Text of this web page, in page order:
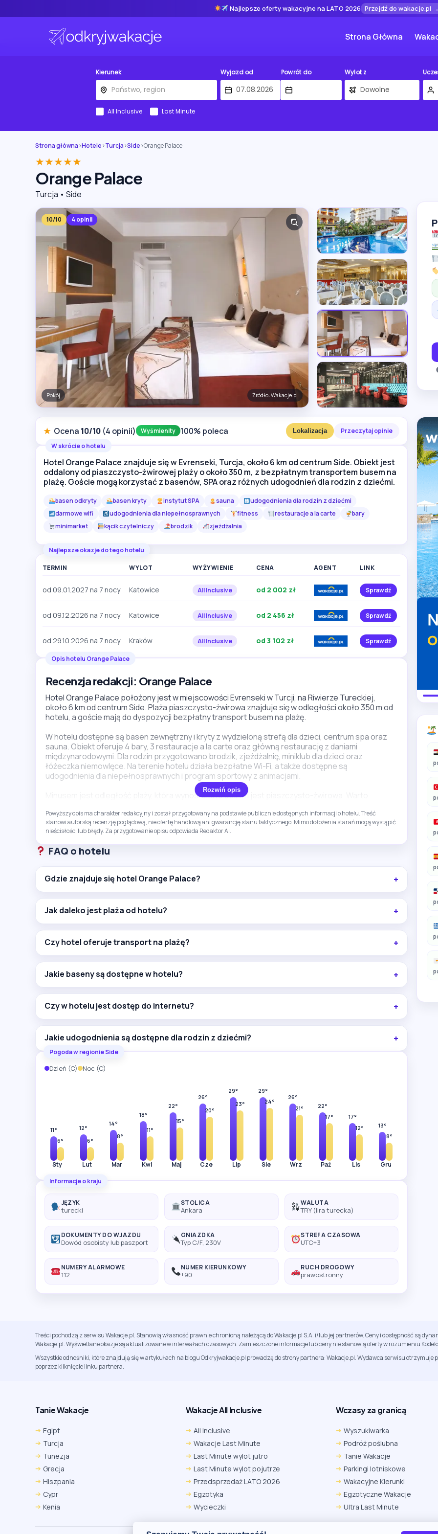
Najlepsze oferty wakacyjne na LATO 2026 Przejdź do wakacje.pl
Strona Główna
Kierunek Wyjazd od Powrót do Wylot z
All Inclusive Last Minute
Strona główna›Hotele›Turcja›Side›Orange Palace
★★★★★
Orange Palace
Turcja • Side
10/10 4 opinii
Drink bar Źródło: Wakacje.pl
Zobacz więcej
zdjęć
★ Ocena 10/10 (4 opinii) Wyśmienity 100% poleca Lokalizacja
Przeczytaj opinie
W skrócie o hotelu
Hotel Orange Palace znajduje się w Evrenseki, Turcja, około 6 km od centrum Side. Obiekt jest
oddalony od piaszczysto-żwirowej plaży o około 350 m, z bezpłatnym transportem busem na
plażę. Goście mogą korzystać z basenów, SPA oraz różnych udogodnień dla rodzin z dziećmi.
basen odkryty basen kryty instytut SPA sauna
udogodnienia dla rodzin z dziećmi
darmowe wifi
udogodnienia dla niepełnosprawnych fitness restauracje a la carte
bary
minimarket
kącik czytelniczy brodzik zjeżdżalnia
Najlepsze okazje do tego hotelu
TERMIN WYLOT WYŻYWIENIE CENA AGENT LINK
od 09.01.2027 na 7 nocy Katowice All Inclusive od 2 002 zł Sprawdź
od 09.12.2026 na 7 nocy Katowice All Inclusive od 2 456 zł Sprawdź
od 29.10.2026 na 7 nocy Kraków All Inclusive od 3 102 zł Sprawdź
Opis hotelu Orange Palace
Recenzja redakcji: Orange Palace
Hotel Orange Palace położony jest w miejscowości Evrenseki w Turcji, na Riwierze Tureckiej,
około 6 km od centrum Side. Plaża piaszczysto-żwirowa znajduje się w odległości około 350 m od
hotelu, a goście mają do dyspozycji bezpłatny transport busem na plażę.
W hotelu dostępne są basen zewnętrzny i kryty z wydzieloną strefą dla dzieci, centrum spa oraz
sauna. Obiekt oferuje 4 bary, 3 restauracje a la carte oraz główną restaurację z daniami
międzynarodowymi. Dla rodzin przygotowano brodzik, zjeżdżalnię, miniklub dla dzieci oraz
łóżeczka niemowlęce. Na terenie hotelu działa bezpłatne Wi-Fi, a także dostępne są
udogodnienia dla niepełnosprawnych i program sportowy z animacjami.
Minusem jest odległość plaży, która wynosi około 350 m i jest piaszczysto-żwirowa. Warto
głównie dla rodzin z dziećmi oraz osób szukających spokojnego wypoczynku z dostępem do
różnych udogodnień.
Rozwiń opis
Powyższy opis ma charakter redakcyjny i został przygotowany na podstawie publicznie dostępnych informacji o hotelu. Treść
stanowi autorską recenzję poglądową, nie ofertę handlową ani gwarancję stanu faktycznego. Mimo dołożenia starań mogą wystąpić
nieścisłości lub błędy. Za przygotowanie opisu odpowiada Redaktor AI.
FAQ o hotelu
Gdzie znajduje się hotel Orange Palace?
Jak daleko jest plaża od hotelu?
Czy hotel oferuje transport na plażę?
Jakie baseny są dostępne w hotelu?
Czy w hotelu jest dostęp do internetu?
Jakie udogodnienia są dostępne dla rodzin z dziećmi?
Pogoda w regionie Side
Dzień (C) Noc (C)
11°
6°
Sty
12°
6°
Lut
14°
8°
Mar
18°
11°
Kwi
22°
15°
Maj
26°
20°
Cze
29°
23°
Lip
29°
24°
Sie
26°
21°
Wrz
22°
17°
Paź
17°
12°
Lis
13°
8°
Gru
Informacje o kraju
JĘZYK
turecki
STOLICA
Ankara
WALUTA
TRY (lira turecka)
DOKUMENTY DO WJAZDU
Dowód osobisty lub paszport
GNIAZDKA
Typ C/F, 230V
STREFA CZASOWA
UTC+3
NUMERY ALARMOWE
112
NUMER KIERUNKOWY
+90
RUCH DROGOWY
prawostronny
Treści pochodzą z serwisu Wakacje.pl. Stanowią własność prawnie chronioną należącą do Wakacje.pl S.A. i/lub jej partnerów. Ceny i dostępność są
Wakacje.pl. Wyświetlane okazje są aktualizowane w interwałach czasowych. Zamieszczone informacje lub ceny nie stanowią oferty w rozumieniu
Wszystkie odnośniki, które znajdują się w artykułach na blogu Odkryjwakacje.pl prowadzą do strony partnera: Wakacje.pl. Wydawca serwisu
poprzez kliknięcie linku partnera.
Tanie Wakacje
Egipt
Turcja
Tunezja
Grecja
Hiszpania
Cypr
Kenia
Wakacje All Inclusive
All Inclusive
Wakacje Last Minute
Last Minute wylot jutro
Last Minute wylot pojutrze
Przedsprzedaż LATO 2026
Egzotyka
Wycieczki
Wczasy za granicą
Wyszukiwarka
Podróż poślubna
Tanie Wakacje
Parkingi lotniskowe
Wakacyjne Kierunki
Egzotyczne Wakacje
Ultra Last Minute